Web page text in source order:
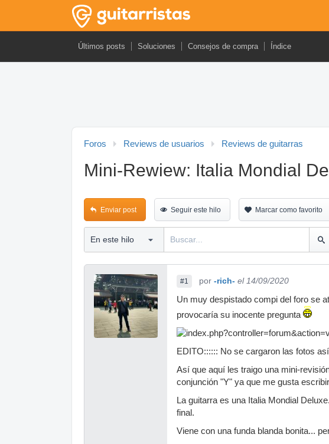
Últimos posts Soluciones Consejos de compra Índice
Foros Reviews de usuarios Reviews de guitarras
Mini-Rewiew: Italia Mondial
Enviar post Seguir este hilo Marcar como favorito
#1 por -rich- el 14/09/2020
Un muy despistado compi del foro se
provocaría su inocente pregunta
EDITO:::::: No se cargaron las fotos
Así que aquí les traigo una mini-
conjunción "Y" ya que me gusta
La guitarra es una Italia Mondial
final.
Viene con una funda blanda bonita...